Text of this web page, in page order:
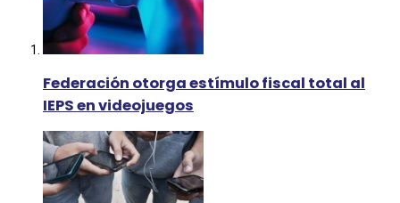
Federación otorga estímulo fiscal total al
IEPS en videojuegos